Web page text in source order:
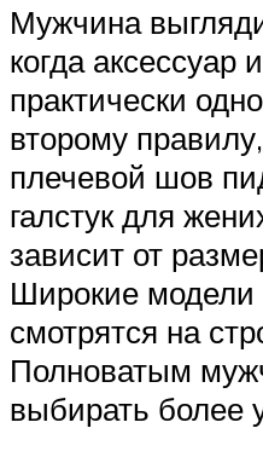
Мужчина
когда аксессуар
практически
второму
плечевой шов
галстук для
зависит от
Широкие модели
смотрятся на
Полноватым
выбирать более